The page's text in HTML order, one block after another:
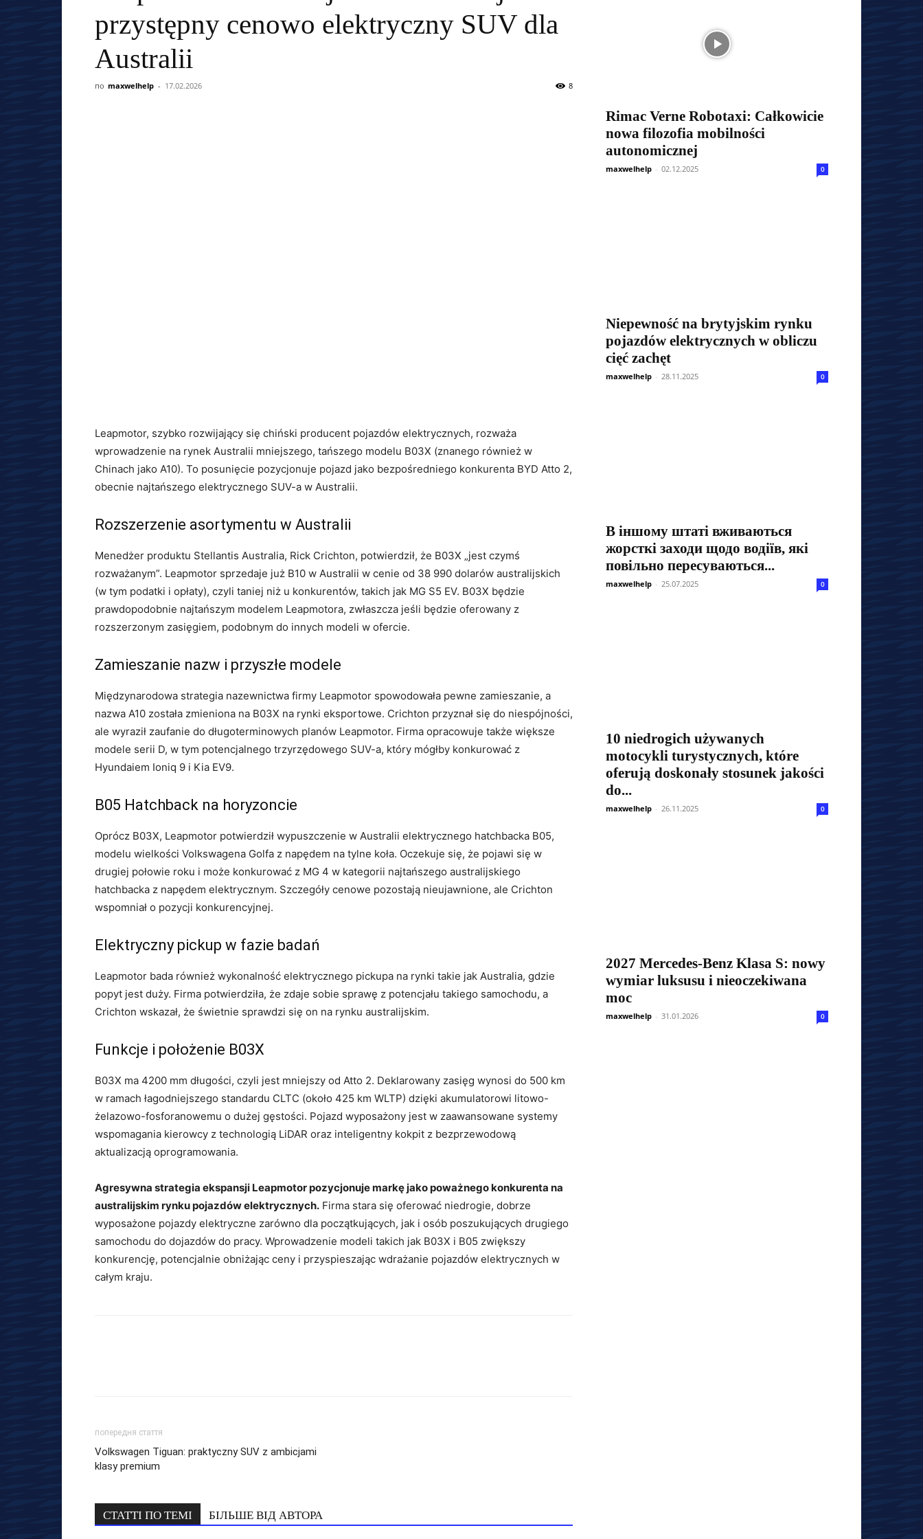
przystępny cenowo elektryczny SUV dla
Australii
по maxwelhelp - 17.02.2026 8
Leapmotor, szybko rozwijający się chiński producent pojazdów elektrycznych, rozważa
wprowadzenie na rynek Australii mniejszego, tańszego modelu B03X (znanego również w
Chinach jako A10). To posunięcie pozycjonuje pojazd jako bezpośredniego konkurenta BYD Atto 2,
obecnie najtańszego elektrycznego SUV-a w Australii.
Rozszerzenie asortymentu w Australii
Menedżer produktu Stellantis Australia, Rick Crichton, potwierdził, że B03X „jest czymś
rozważanym”. Leapmotor sprzedaje już B10 w Australii w cenie od 38 990 dolarów australijskich
(w tym podatki i opłaty), czyli taniej niż u konkurentów, takich jak MG S5 EV. B03X będzie
prawdopodobnie najtańszym modelem Leapmotora, zwłaszcza jeśli będzie oferowany z
rozszerzonym zasięgiem, podobnym do innych modeli w ofercie.
Zamieszanie nazw i przyszłe modele
Międzynarodowa strategia nazewnictwa firmy Leapmotor spowodowała pewne zamieszanie, a
nazwa A10 została zmieniona na B03X na rynki eksportowe. Crichton przyznał się do niespójności,
ale wyraził zaufanie do długoterminowych planów Leapmotor. Firma opracowuje także większe
modele serii D, w tym potencjalnego trzyrzędowego SUV-a, który mógłby konkurować z
Hyundaiem Ioniq 9 i Kia EV9.
B05 Hatchback na horyzoncie
Oprócz B03X, Leapmotor potwierdził wypuszczenie w Australii elektrycznego hatchbacka B05,
modelu wielkości Volkswagena Golfa z napędem na tylne koła. Oczekuje się, że pojawi się w
drugiej połowie roku i może konkurować z MG 4 w kategorii najtańszego australijskiego
hatchbacka z napędem elektrycznym. Szczegóły cenowe pozostają nieujawnione, ale Crichton
wspomniał o pozycji konkurencyjnej.
Elektryczny pickup w fazie badań
Leapmotor bada również wykonalność elektrycznego pickupa na rynki takie jak Australia, gdzie
popyt jest duży. Firma potwierdziła, że ​​zdaje sobie sprawę z potencjału takiego samochodu, a
Crichton wskazał, że świetnie sprawdzi się on na rynku australijskim.
Funkcje i położenie B03X
B03X ma 4200 mm długości, czyli jest mniejszy od Atto 2. Deklarowany zasięg wynosi do 500 km
w ramach łagodniejszego standardu CLTC (około 425 km WLTP) dzięki akumulatorowi litowo-
żelazowo-fosforanowemu o dużej gęstości. Pojazd wyposażony jest w zaawansowane systemy
wspomagania kierowcy z technologią LiDAR oraz inteligentny kokpit z bezprzewodową
aktualizacją oprogramowania.
Agresywna strategia ekspansji Leapmotor pozycjonuje markę jako poważnego konkurenta na
australijskim rynku pojazdów elektrycznych. Firma stara się oferować niedrogie, dobrze
wyposażone pojazdy elektryczne zarówno dla początkujących, jak i osób poszukujących drugiego
samochodu do dojazdów do pracy. Wprowadzenie modeli takich jak B03X i B05 zwiększy
konkurencję, potencjalnie obniżając ceny i przyspieszając wdrażanie pojazdów elektrycznych w
całym kraju.
попередня стаття
Volkswagen Tiguan: praktyczny SUV z ambicjami
klasy premium
СТАТТІ ПО ТЕМІ БІЛЬШЕ ВІД АВТОРА
Rimac Verne Robotaxi: Całkowicie
nowa filozofia mobilności
autonomicznej
maxwelhelp - 02.12.2025 0
Niepewność na brytyjskim rynku
pojazdów elektrycznych w obliczu
cięć zachęt
maxwelhelp - 28.11.2025 0
В іншому штаті вживаються
жорсткі заходи щодо водіїв, які
повільно пересуваються...
maxwelhelp - 25.07.2025 0
10 niedrogich używanych
motocykli turystycznych, które
oferują doskonały stosunek jakości
do...
maxwelhelp - 26.11.2025 0
2027 Mercedes-Benz Klasa S: nowy
wymiar luksusu i nieoczekiwana
moc
maxwelhelp - 31.01.2026 0